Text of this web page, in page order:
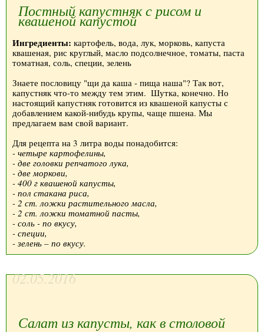
Постный капустняк с рисом и
квашеной капустой
Ингредиенты: картофель, вода, лук, морковь, капуста
квашеная, рис круглый, масло подсолнечное, томаты, паста
томатная, соль, специи, зелень
Знаете пословицу "щи да каша - пища наша"? Так вот,
капустняк что-то между тем этим. Шутка, конечно. Но
настоящий капустняк готовится из квашеной капусты с
добавлением какой-нибудь крупы, чаще пшена. Мы
предлагаем вам свой вариант.
Для рецепта на 3 литра воды понадобится:
- четыре картофелины,
- две головки репчатого лука,
- две моркови,
- 400 г квашеной капусты,
- пол стакана риса,
- 2 ст. ложки растительного масла,
- 2 ст. ложки томатной пасты,
- соль - по вкусу,
- специи,
- зелень – по вкусу.
02.05.2016
Салат из капусты, как в столовой